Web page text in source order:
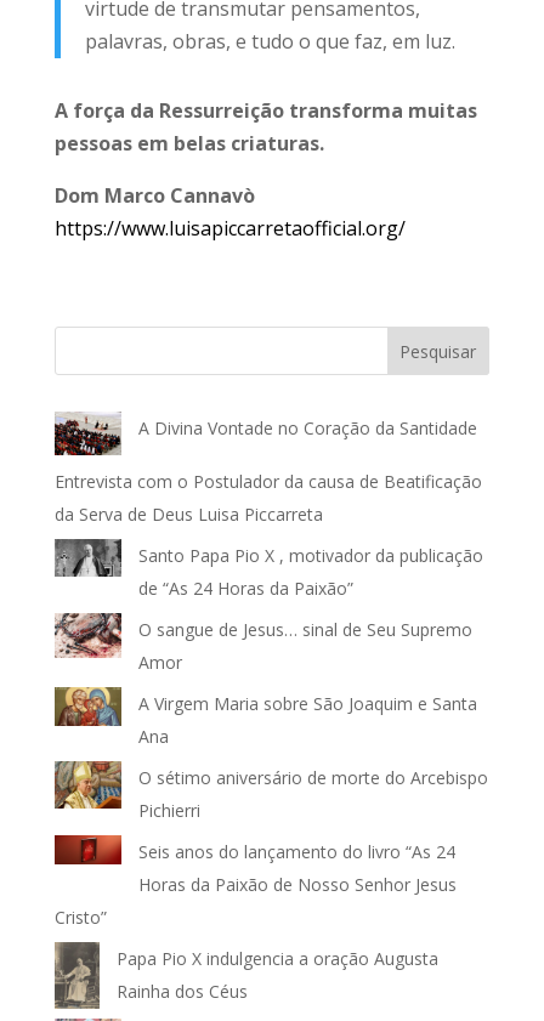
virtude de transmutar pensamentos,
palavras, obras, e tudo o que faz, em luz.
A força da Ressurreição transforma muitas
pessoas em belas criaturas.
Dom Marco Cannavò
https://www.luisapiccarretaofficial.org/
Pesquisar
A Divina Vontade no Coração da Santidade
Entrevista com o Postulador da causa de Beatificação
da Serva de Deus Luisa Piccarreta
Santo Papa Pio X , motivador da publicação
de “As 24 Horas da Paixão”
O sangue de Jesus… sinal de Seu Supremo
Amor
A Virgem Maria sobre São Joaquim e Santa
Ana
O sétimo aniversário de morte do Arcebispo
Pichierri
Seis anos do lançamento do livro “As 24
Horas da Paixão de Nosso Senhor Jesus
Cristo”
Papa Pio X indulgencia a oração Augusta
Rainha dos Céus